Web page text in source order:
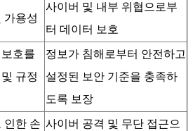
가용성
사이버 및 내부 위협으로부
터 데이터 보호
호를
규정
정보가 침해로부터 안전하고
설정된 보안 기준을 충족하
도록 보장
인한 손 사이버 공격 및 무단 접근으